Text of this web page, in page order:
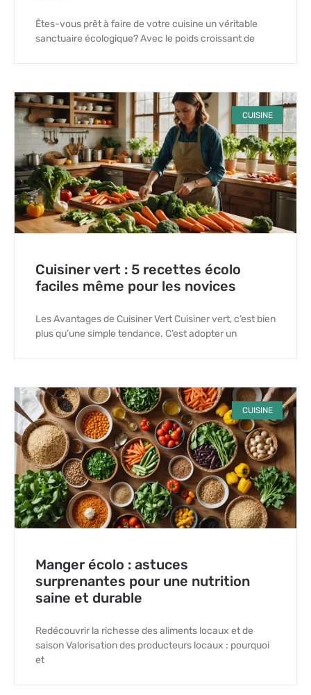
Êtes-vous prêt à faire de votre cuisine un véritable
sanctuaire écologique? Avec le poids croissant de
CUISINE
Cuisiner vert : 5 recettes écolo
faciles même pour les novices
Les Avantages de Cuisiner Vert Cuisiner vert, c’est bien
plus qu’une simple tendance. C’est adopter un
CUISINE
Manger écolo : astuces
surprenantes pour une nutrition
saine et durable
Redécouvrir la richesse des aliments locaux et de
saison Valorisation des producteurs locaux : pourquoi
et